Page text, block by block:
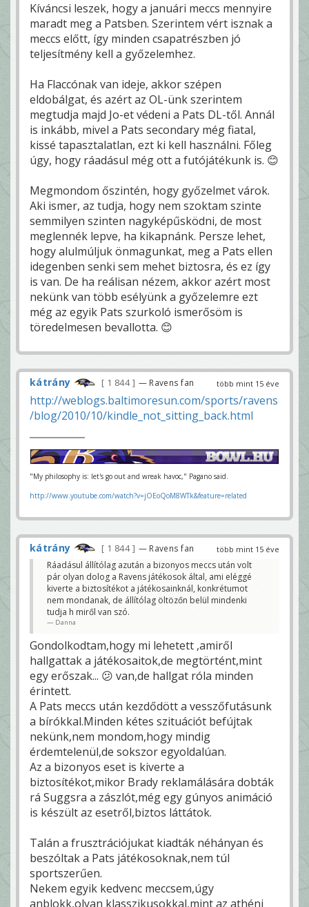
Kíváncsi leszek, hogy a januári meccs mennyire
maradt meg a Patsben. Szerintem vért isznak a
meccs előtt, így minden csapatrészben jó
teljesítmény kell a győzelemhez.
Ha Flaccónak van ideje, akkor szépen
eldobálgat, és azért az OL-ünk szerintem
megtudja majd Jo-et védeni a Pats DL-től. Annál
is inkább, mivel a Pats secondary még fiatal,
kissé tapasztalatlan, ezt ki kell használni. Főleg
úgy, hogy ráadásul még ott a futójátékunk is. 😊
Megmondom őszintén, hogy győzelmet várok.
Aki ismer, az tudja, hogy nem szoktam szinte
semmilyen szinten nagyképűsködni, de most
meglennék lepve, ha kikapnánk. Persze lehet,
hogy alulmúljuk önmagunkat, meg a Pats ellen
idegenben senki sem mehet biztosra, és ez így
is van. De ha reálisan nézem, akkor azért most
nekünk van több esélyünk a győzelemre ezt
még az egyik Pats szurkoló ismerősöm is
töredelmesen bevallotta. 😊
több mint 15 éve
kátrány 1 844 — Ravens fan
http://weblogs.baltimoresun.com/sports/ravens
/blog/2010/10/kindle_not_sitting_back.html
"My philosophy is: let's go out and wreak havoc," Pagano said.
http://www.youtube.com/watch?v=jOEoQoM8WTk&feature=related
több mint 15 éve
kátrány 1 844 — Ravens fan
Ráadásul állítólag azután a bizonyos meccs után volt
pár olyan dolog a Ravens játékosok által, ami eléggé
kiverte a biztosítékot a játékosainknál, konkrétumot
nem mondanak, de állítólag öltözőn belül mindenki
tudja h miről van szó.
Danna
Gondolkodtam,hogy mi lehetett ,amiről
hallgattak a játékosaitok,de megtörtént,mint
egy erőszak... 😕 van,de hallgat róla minden
érintett.
A Pats meccs után kezdődött a vesszőfutásunk
a bírókkal.Minden kétes szituációt befújtak
nekünk,nem mondom,hogy mindig
érdemtelenül,de sokszor egyoldalúan.
Az a bizonyos eset is kiverte a
biztosítékot,mikor Brady reklamálására dobták
rá Suggsra a zászlót,még egy gúnyos animáció
is készült az esetről,biztos láttátok.
Talán a frusztrációjukat kiadták néhányan és
beszóltak a Pats játékosoknak,nem túl
sportszerűen.
Nekem egyik kedvenc meccsem,úgy
anblokk,olyan klasszikusokkal,mint az athéni